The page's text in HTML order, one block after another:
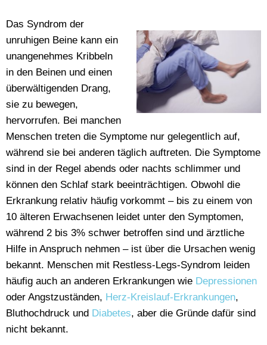
Das Syndrom der
unruhigen Beine kann ein
unangenehmes Kribbeln
in den Beinen und einen
überwältigenden Drang,
sie zu bewegen,
hervorrufen. Bei manchen
Menschen treten die Symptome nur gelegentlich auf,
während sie bei anderen täglich auftreten. Die Symptome
sind in der Regel abends oder nachts schlimmer und
können den Schlaf stark beeinträchtigen. Obwohl die
Erkrankung relativ häufig vorkommt – bis zu einem von
10 älteren Erwachsenen leidet unter den Symptomen,
während 2 bis 3% schwer betroffen sind und ärztliche
Hilfe in Anspruch nehmen – ist über die Ursachen wenig
bekannt. Menschen mit Restless-Legs-Syndrom leiden
häufig auch an anderen Erkrankungen wie Depressionen
oder Angstzuständen, Herz-Kreislauf-Erkrankungen,
Bluthochdruck und Diabetes, aber die Gründe dafür sind
nicht bekannt.